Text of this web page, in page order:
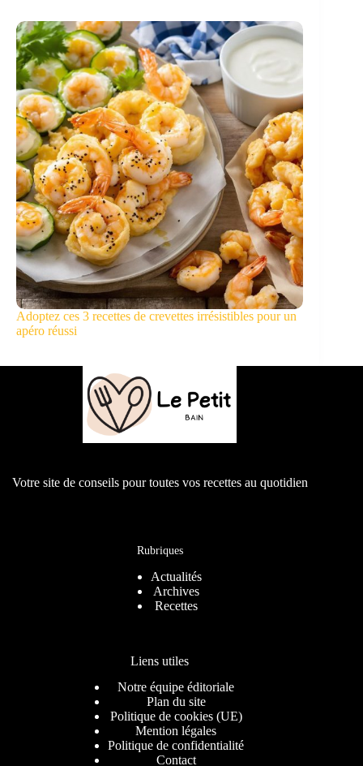
Adoptez ces 3 recettes de crevettes irrésistibles pour un
apéro réussi
Votre site de conseils pour toutes vos recettes au quotidien
Rubriques
Actualités
Archives
Recettes
Liens utiles
Notre équipe éditoriale
Plan du site
Politique de cookies (UE)
Mention légales
Politique de confidentialité
Contact